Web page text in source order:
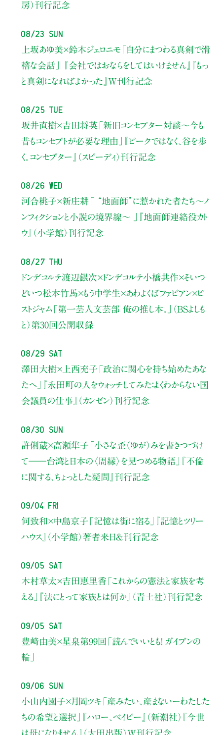
房）刊行記念
08/23 Sun
上坂あゆ美×鈴木ジェロニモ 「自分にまつわる真剣で滑
稽な会話」
『会社ではおならをしてはいけません』『もっ
と真剣になればよかった』W刊行記念
08/25 Tue
坂井直樹×吉田将英「新旧コンセプター対談～今も
昔もコンセプトが必要な理由」
『ピークではなく、谷を歩
く。コンセプター』（スピーディ）刊行記念
08/26 Wed
河合桃子×新庄耕「 “地面師”に惹かれた者たち〜ノ
ンフィクションと小説の境界線〜 」
『地面師連絡役カト
ウ』（小学館）刊行記念
08/27 Thu
ドンデコルテ渡辺銀次×ドンデコルテ小橋共作×そいつ
どいつ松本竹馬×もう中学生×あわよくばファビアン×ピ
ストジャム「第一芸人文芸部 俺の推し本。」（BSよしも
と） 第30回公開収録
08/29 Sat
澤田大樹×上西充子 「政治に関心を持ち始めたあな
たへ」
『永田町の人をウォッチしてみた：よくわからない国
会議員の仕事』（カンゼン）刊行記念
08/30 Sun
許俐葳×高瀬隼子 「小さな歪（ゆが）みを書きつづけ
て――台湾と日本の〈周縁〉を見つめる物語」
『不倫
に関する、ちょっとした疑問』刊行記念
09/04 Fri
何致和×中島京子 「記憶は街に宿る」
『記憶とツリー
ハウス』（小学館）著者来日＆刊行記念
09/05 Sat
木村草太×吉田恵里香 「これからの憲法と家族を考
える」
『法にとって家族とは何か』（青土社）刊行記念
09/05 Sat
豊﨑由美×星泉 第99回「読んでいいとも！ ガイブンの
輪」
09/06 Sun
小山内園子×月岡ツキ 「産みたい、産まないーわたした
ちの希望と選択」
『ハロー、ベイビー』（新潮社） 『今世
は母になりません』（太田出版）W刊行記念